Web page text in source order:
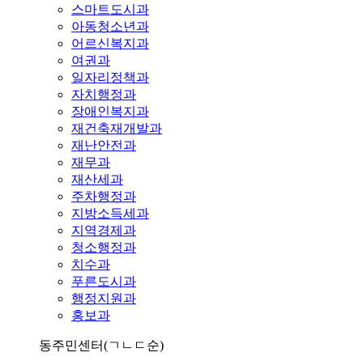
스마트도시과
아동청소년과
어르신복지과
여권과
일자리정책과
자치행정과
장애인복지과
재건축재개발과
재난안전과
재무과
재산세과
주차행정과
지방소득세과
지역경제과
청소행정과
치수과
푸른도시과
행정지원과
홍보과
동주민센터(ㄱㄴㄷ순)